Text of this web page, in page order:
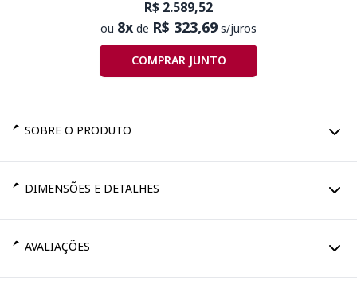
R$ 2.589,52
ou 8x de R$ 323,69 s/juros
COMPRAR JUNTO
SOBRE O PRODUTO
DIMENSÕES E DETALHES
AVALIAÇÕES